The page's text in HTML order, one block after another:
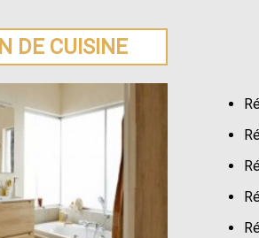
DE CUISINE